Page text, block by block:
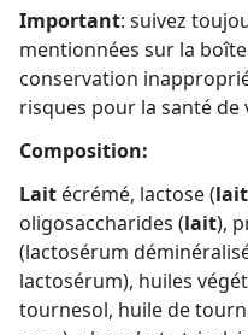
Important: suivez
mentionnées sur la
conservation
risques pour la santé de
Composition:
Lait écrémé, lactose (lait
oligosaccharides (lait),
(lactosérum
lactosérum), huiles
tournesol, huile de